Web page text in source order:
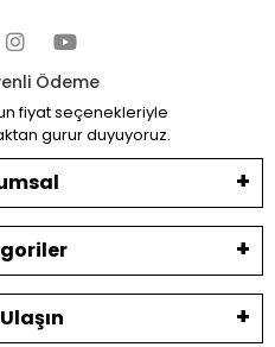
Ödeme
fiyat seçenekleriyle
gurur duyuyoruz.